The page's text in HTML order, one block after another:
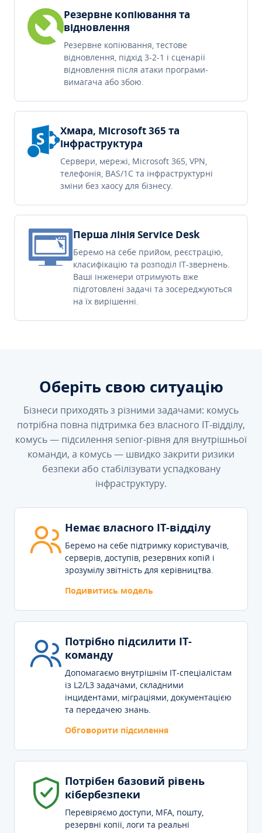
Резервне копіювання та
відновлення
Резервне копіювання, тестове
відновлення, підхід 3-2-1 і сценарії
відновлення після атаки програми-
вимагача або збою.
Хмара, Microsoft 365 та
інфраструктура
Сервери, мережі, Microsoft 365, VPN,
телефонія, BAS/1C та інфраструктурні
зміни без хаосу для бізнесу.
Перша лінія Service Desk
Беремо на себе прийом, реєстрацію,
класифікацію та розподіл IT-звернень.
Ваші інженери отримують вже
підготовлені задачі та зосереджуються
на їх вирішенні.
Оберіть свою ситуацію
Бізнеси приходять з різними задачами: комусь
потрібна повна підтримка без власного IT-відділу,
комусь — підсилення senior-рівня для внутрішньої
команди, а комусь — швидко закрити ризики
безпеки або стабілізувати успадковану
інфраструктуру.
Немає власного IT-відділу
Беремо на себе підтримку користувачів,
серверів, доступів, резервних копій і
зрозумілу звітність для керівництва.
Подивитись модель
Потрібно підсилити IT-
команду
Допомагаємо внутрішнім IT-спеціалістам
із L2/L3 задачами, складними
інцидентами, міграціями, документацією
та передачею знань.
Обговорити підсилення
Потрібен базовий рівень
кібербезпеки
Перевіряємо доступи, MFA, пошту,
резервні копії, логи та реальні